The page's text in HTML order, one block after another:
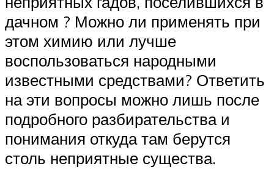
дачном ? Можно ли применять при
этом химию или лучше
воспользоваться народными
известными средствами? Ответить
на эти вопросы можно лишь после
подробного разбирательства и
понимания откуда там берутся
столь неприятные существа.